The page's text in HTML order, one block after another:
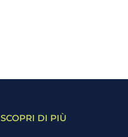
SCOPRI DI PIÙ